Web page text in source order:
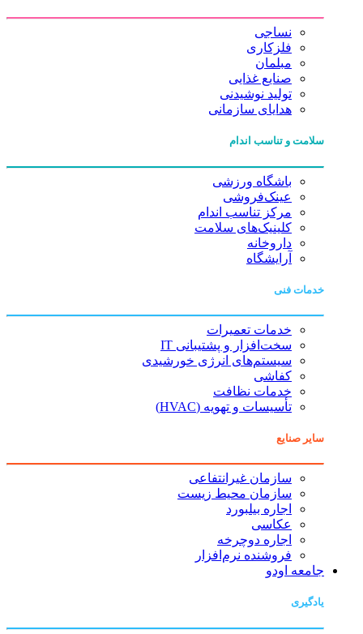
نساجی
فلزکاری
مبلمان
صنایع غذایی
تولید نوشیدنی
هدایای سازمانی
سلامت و تناسب اندام
باشگاه ورزشی
عینک‌فروشی
مرکز تناسب اندام
کلینیک‌های سلامت
داروخانه
آرایشگاه
خدمات فنی
خدمات تعمیرات
سخت‌افزار و پشتیبانی IT
سیستم‌های انرژی خورشیدی
کفاشی
خدمات نظافت
تأسیسات و تهویه (HVAC)
سایر صنایع
سازمان غیرانتفاعی
سازمان محیط زیست
اجاره بیلبورد
عکاسی
اجاره دوچرخه
فروشنده نرم‌افزار
جامعه اودو
یادگیری